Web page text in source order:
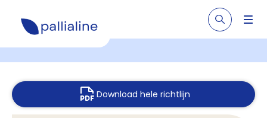
Download hele richtlijn